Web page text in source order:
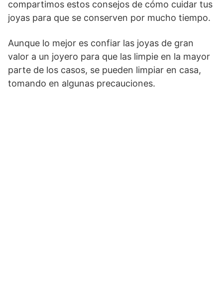
compartimos estos consejos de cómo cuidar tus
joyas para que se conserven por mucho tiempo.
Aunque lo mejor es confiar las joyas de gran
valor a un joyero para que las limpie en la mayor
parte de los casos, se pueden limpiar en casa,
tomando en algunas precauciones.